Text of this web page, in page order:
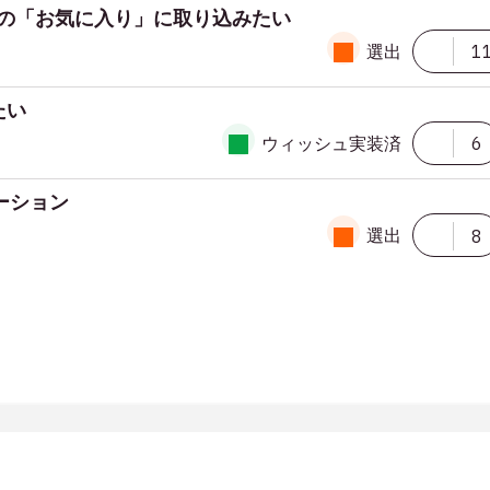
「お気に入り」に取り込みたい
選出
い
ウィッシュ実装済 6
ション
選出 8